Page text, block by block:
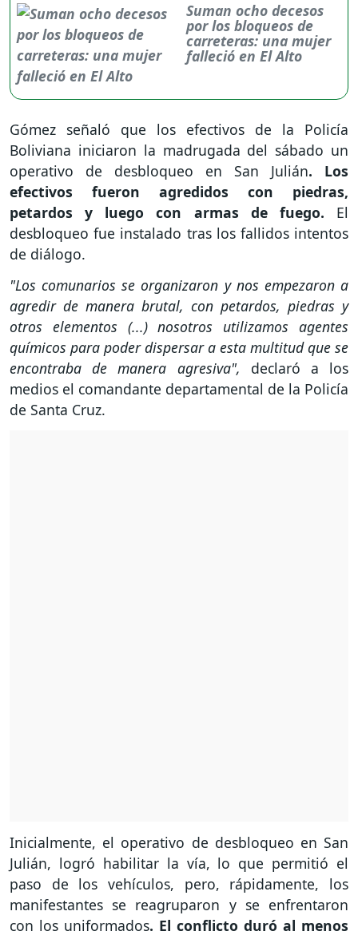
Suman ocho decesos
por los bloqueos de
carreteras: una mujer
falleció en El Alto
Gómez señaló que los efectivos de la Policía
Boliviana iniciaron la madrugada del sábado un
operativo de desbloqueo en San Julián. Los
efectivos fueron agredidos con piedras,
petardos y luego con armas de fuego. El
desbloqueo fue instalado tras los fallidos intentos
de diálogo.
"Los comunarios se organizaron y nos empezaron a
agredir de manera brutal, con petardos, piedras y
otros elementos (...) nosotros utilizamos agentes
químicos para poder dispersar a esta multitud que se
encontraba de manera agresiva", declaró a los
medios el comandante departamental de la Policía
de Santa Cruz.
Inicialmente, el operativo de desbloqueo en San
Julián, logró habilitar la vía, lo que permitió el
paso de los vehículos, pero, rápidamente, los
manifestantes se reagruparon y se enfrentaron
con los uniformados. El conflicto duró al menos